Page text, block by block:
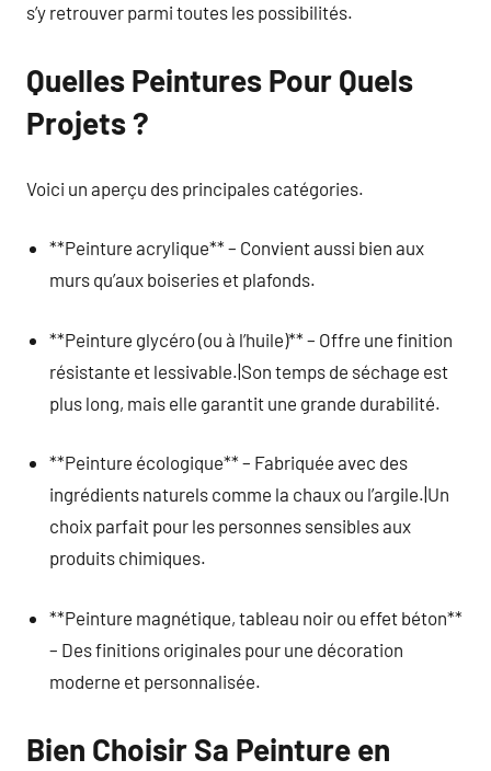
s’y retrouver parmi toutes les possibilités.
Quelles Peintures Pour Quels
Projets ?
Voici un aperçu des principales catégories.
**Peinture acrylique** – Convient aussi bien aux
murs qu’aux boiseries et plafonds.
**Peinture glycéro (ou à l’huile)** – Offre une finition
résistante et lessivable.|Son temps de séchage est
plus long, mais elle garantit une grande durabilité.
**Peinture écologique** – Fabriquée avec des
ingrédients naturels comme la chaux ou l’argile.|Un
choix parfait pour les personnes sensibles aux
produits chimiques.
**Peinture magnétique, tableau noir ou effet béton**
– Des finitions originales pour une décoration
moderne et personnalisée.
Bien Choisir Sa Peinture en